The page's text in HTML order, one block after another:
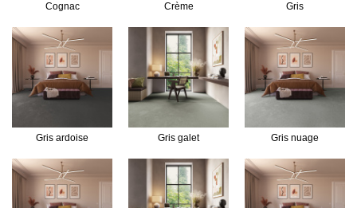
Cognac Crème Gris
Gris ardoise Gris galet Gris nuage